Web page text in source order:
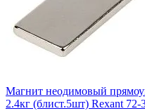
Магнит неодимовый
2.4кг (блист.5шт) Rexant 72-